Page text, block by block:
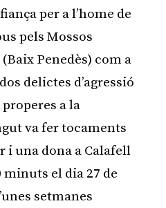
per a l’home de
pels Mossos
Penedès) com a
delictes d’agressió
a la
va fer tocaments
i una dona a Calafell
minuts el dia 27 de
setmanes